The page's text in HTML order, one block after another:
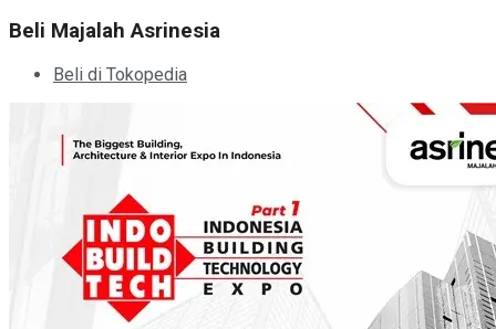
Beli Majalah Asrinesia
Beli di Tokopedia